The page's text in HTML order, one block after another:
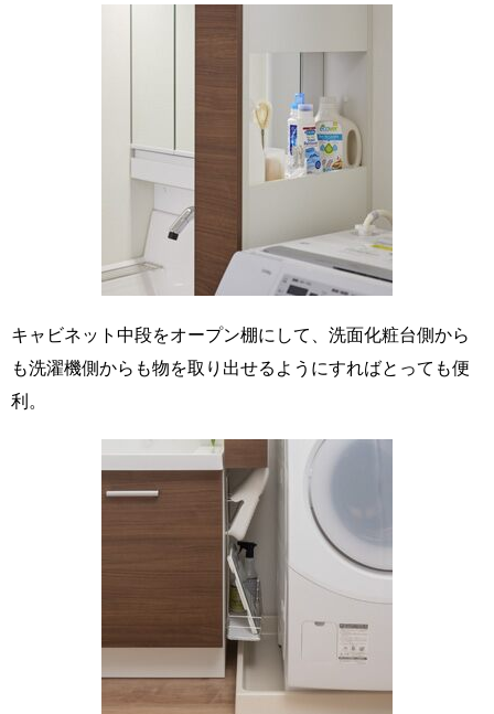
キャビネット中段をオープン棚にして、洗面化粧台側から
も洗濯機側からも物を取り出せるようにすればとっても便
利。